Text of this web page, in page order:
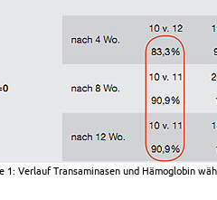
1: Verlauf Transaminasen und Hämoglobin